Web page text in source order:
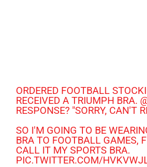
ORDERED FOOTBALL
RECEIVED A TRIUMPH BRA.
RESPONSE? "SORRY, CAN'T
SO I'M GOING TO BE
BRA TO FOOTBALL GAMES,
CALL IT MY SPORTS BRA.
PIC.TWITTER.COM/